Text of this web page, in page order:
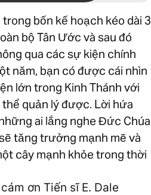
bốn kế hoạch kéo dài 3
bộ Tân Ước và sau đó
qua các sự kiện chính
năm, bạn có được cái nhìn
lớn trong Kinh Thánh với
quản lý được. Lời hứa
ai lắng nghe Đức Chúa
tăng trưởng mạnh mẽ và
cây mạnh khỏe trong thời
ơn Tiến sĩ E. Dale